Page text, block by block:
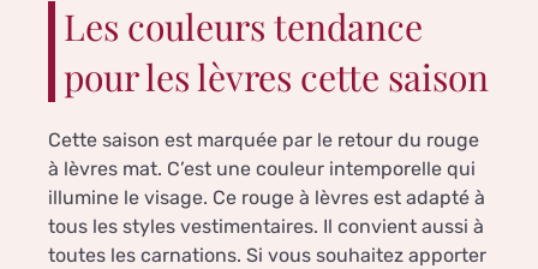
Les couleurs tendance
pour les lèvres cette saison
Cette saison est marquée par le retour du rouge
à lèvres mat. C’est une couleur intemporelle qui
illumine le visage. Ce rouge à lèvres est adapté à
tous les styles vestimentaires. Il convient aussi à
toutes les carnations. Si vous souhaitez apporter